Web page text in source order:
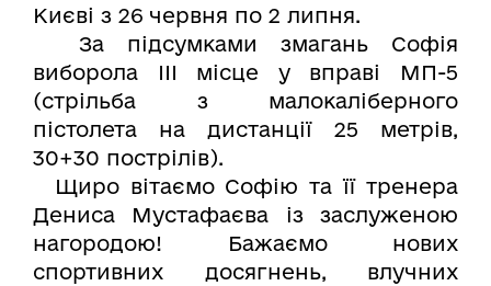
Києві з 26 червня по 2 липня.
За підсумками змагань Софія
виборола III місце у вправі МП-5
(стрільба з малокаліберного
пістолета на дистанції 25 метрів,
30+30 пострілів).
Щиро вітаємо Софію та її тренера
Дениса Мустафаєва із заслуженою
нагородою! Бажаємо нових
спортивних досягнень, влучних